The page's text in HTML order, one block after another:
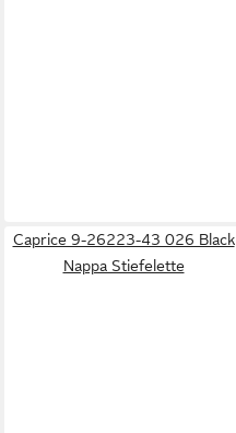
Caprice 9-26223-43 026 Black
Nappa Stiefelette